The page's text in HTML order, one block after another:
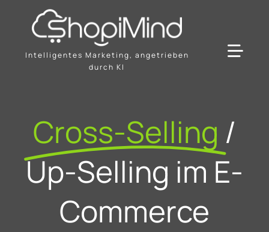
Intelligentes Marketing, angetrieben
durch KI
Ressourcen & Partner
Angebote
Cross-Selling /
Up-Selling im E-
Commerce